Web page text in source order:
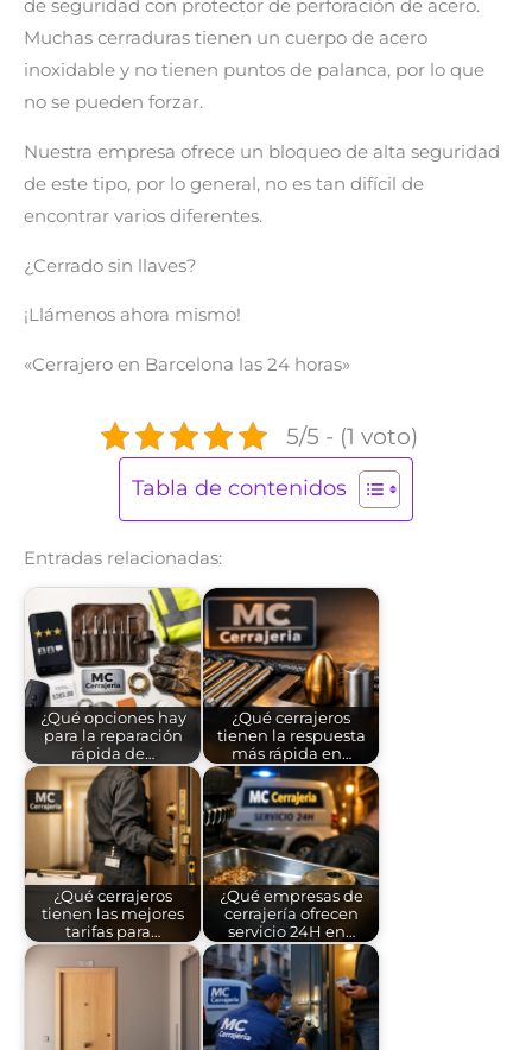
de seguridad con protector de perforación de acero.
Muchas cerraduras tienen un cuerpo de acero
inoxidable y no tienen puntos de palanca, por lo que
no se pueden forzar.
Nuestra empresa ofrece un bloqueo de alta seguridad
de este tipo, por lo general, no es tan difícil de
encontrar varios diferentes.
¿Cerrado sin llaves?
¡Llámenos ahora mismo!
«Cerrajero en Barcelona las 24 horas»
5/5 - (1 voto)
Tabla de contenidos
Entradas relacionadas:
¿Qué opciones hay
para la reparación
rápida de…
¿Qué cerrajeros
tienen la respuesta
más rápida en…
¿Qué cerrajeros
tienen las mejores
tarifas para…
¿Qué empresas de
cerrajería ofrecen
servicio 24H en…